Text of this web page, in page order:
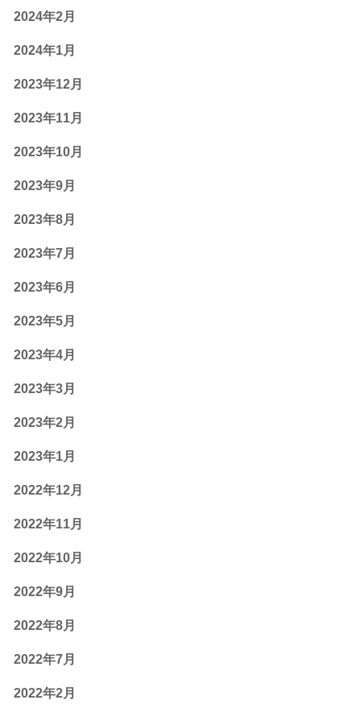
2024年2月
2024年1月
2023年12月
2023年11月
2023年10月
2023年9月
2023年8月
2023年7月
2023年6月
2023年5月
2023年4月
2023年3月
2023年2月
2023年1月
2022年12月
2022年11月
2022年10月
2022年9月
2022年8月
2022年7月
2022年2月